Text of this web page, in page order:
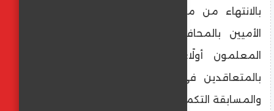
الأميين بالمحافظة أو شهادة اجتياز برنامج
المعلمون أولًا: (هذا الشريط خاص فقط
والمسابقة التكميلية لها طبقا لما هو متضمن